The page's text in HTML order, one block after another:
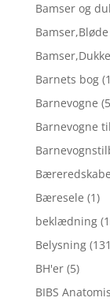
Bamser og
Barnets bog
Barnevogne
Barnevogne
Bæresele (1)
beklædning
Belysning
BH'er (5)
BIBS